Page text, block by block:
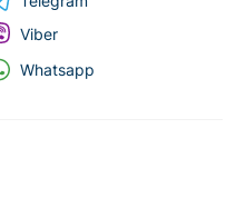
Viber
Whatsapp